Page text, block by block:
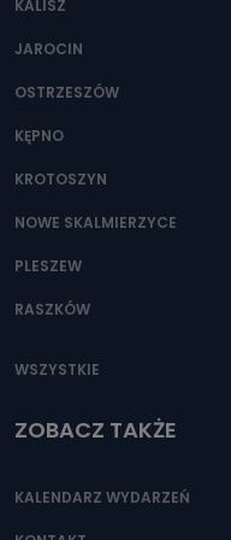
Można to zrobić pod
KALISZ
JAROCIN
OSTRZESZÓW
KĘPNO
KROTOSZYN
NOWE SKALMIERZYCE
PLESZEW
RASZKÓW
WSZYSTKIE
ZOBACZ TAKŻE
KALENDARZ WYDARZEŃ